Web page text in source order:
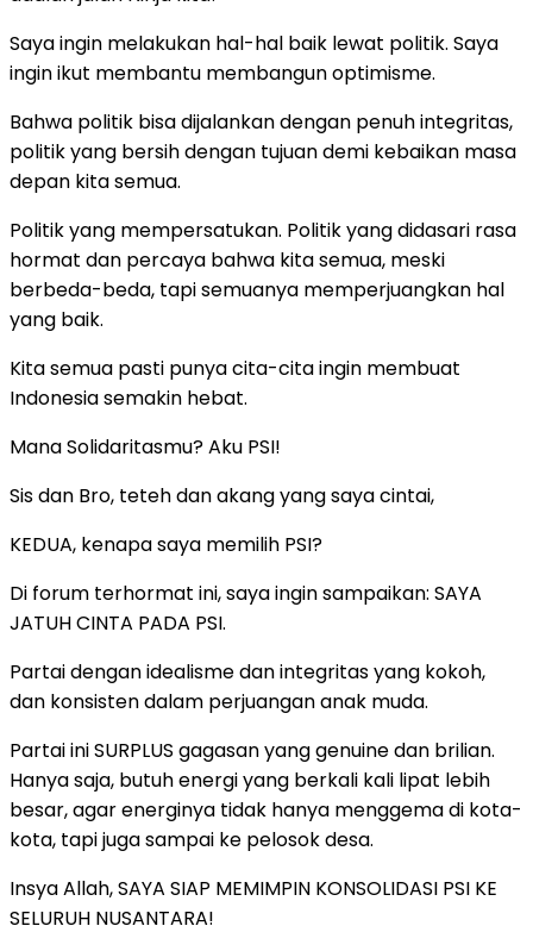
Saya ingin melakukan hal-hal baik lewat politik. Saya
ingin ikut membantu membangun optimisme.
Bahwa politik bisa dijalankan dengan penuh integritas,
politik yang bersih dengan tujuan demi kebaikan masa
depan kita semua.
Politik yang mempersatukan. Politik yang didasari rasa
hormat dan percaya bahwa kita semua, meski
berbeda-beda, tapi semuanya memperjuangkan hal
yang baik.
Kita semua pasti punya cita-cita ingin membuat
Indonesia semakin hebat.
Mana Solidaritasmu? Aku PSI!
Sis dan Bro, teteh dan akang yang saya cintai,
KEDUA, kenapa saya memilih PSI?
Di forum terhormat ini, saya ingin sampaikan: SAYA
JATUH CINTA PADA PSI.
Partai dengan idealisme dan integritas yang kokoh,
dan konsisten dalam perjuangan anak muda.
Partai ini SURPLUS gagasan yang genuine dan brilian.
Hanya saja, butuh energi yang berkali kali lipat lebih
besar, agar energinya tidak hanya menggema di kota-
kota, tapi juga sampai ke pelosok desa.
Insya Allah, SAYA SIAP MEMIMPIN KONSOLIDASI PSI KE
SELURUH NUSANTARA!